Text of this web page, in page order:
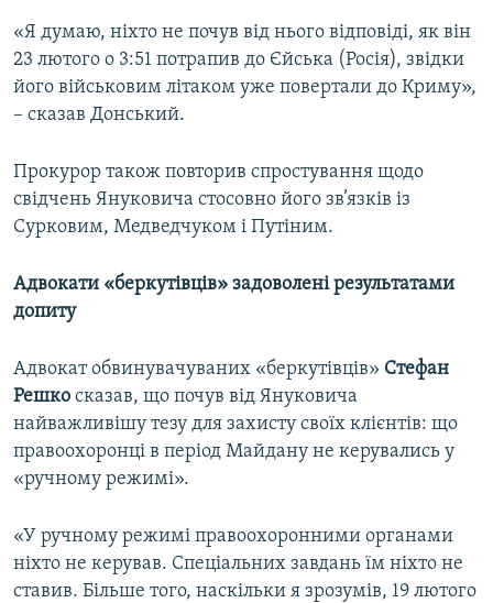
«Я думаю, ніхто не почув від нього відповіді, як він
23 лютого о 3:51 потрапив до Єйська (Росія), звідки
його військовим літаком уже повертали до Криму»,
– сказав Донський.
Прокурор також повторив спростування щодо
свідчень Януковича стосовно його зв’язків із
Сурковим, Медведчуком і Путіним.
Адвокати «беркутівців» задоволені результатами
допиту
Адвокат обвинувачуваних «беркутівців» Стефан
Решко сказав, що почув від Януковича
найважливішу тезу для захисту своїх клієнтів: що
правоохоронці в період Майдану не керувались у
«ручному режимі».
«У ручному режимі правоохоронними органами
ніхто не керував. Спеціальних завдань їм ніхто не
ставив. Більше того, наскільки я зрозумів, 19 лютого